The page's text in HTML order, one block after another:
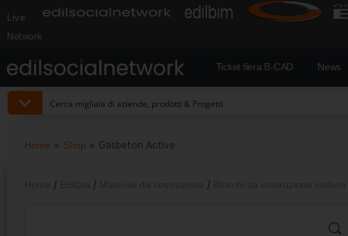
Live
Network
Ticket fiera B-CAD News
Home » Shop » Gasbeton Active
/ / /